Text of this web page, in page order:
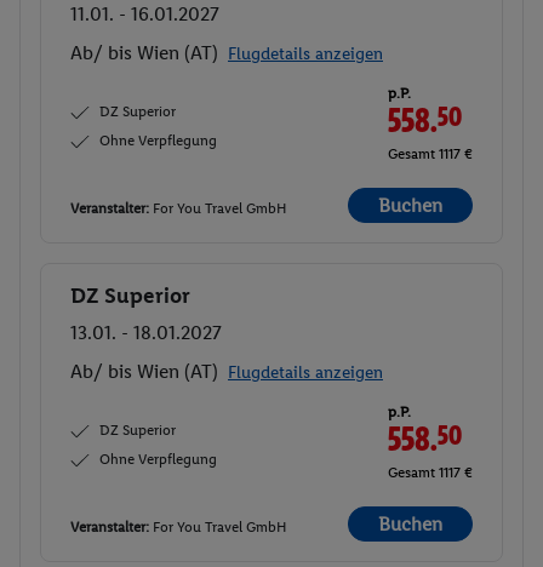
11.01. - 16.01.2027
Ab/ bis Wien (AT) Flugdetails anzeigen
DZ Superior
Ohne Verpflegung
p.P.
558.50
Gesamt 1117 €
Veranstalter: For You Travel GmbH Buchen
Buchen
DZ Superior
13.01. - 18.01.2027
Ab/ bis Wien (AT) Flugdetails anzeigen
DZ Superior
Ohne Verpflegung
p.P.
558.50
Gesamt 1117 €
Veranstalter: For You Travel GmbH Buchen